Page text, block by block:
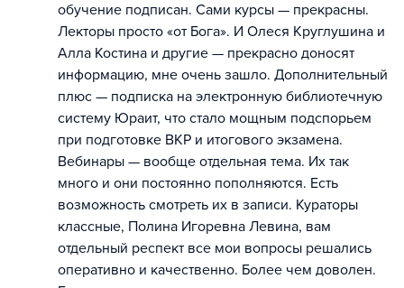
обучение подписан. Сами курсы — прекрасны.
Лекторы просто «от Бога». И Олеся Круглушина и
Алла Костина и другие — прекрасно доносят
информацию, мне очень зашло. Дополнительный
плюс — подписка на электронную библиотечную
систему Юраит, что стало мощным подспорьем
при подготовке ВКР и итогового экзамена.
Вебинары — вообще отдельная тема. Их так
много и они постоянно пополняются. Есть
возможность смотреть их в записи. Кураторы
классные, Полина Игоревна Левина, вам
отдельный респект все мои вопросы решались
оперативно и качественно. Более чем доволен.